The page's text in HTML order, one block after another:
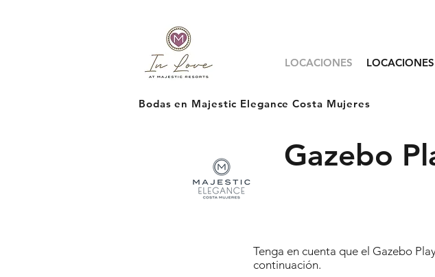
LOCACIONES
Bodas en Majestic Elegance Costa Mujeres
Gazebo
Tenga en cuenta que el Gazebo
continuación.